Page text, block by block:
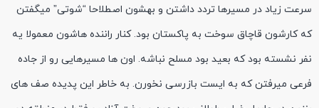
سرعت زیاد در مسیرها تردد داشتن و بهشون اصطلاحا “شوتی” میگفتن
که کارشون قاچاق سوخت به پاکستان بود. کنار راننده هاشون معمولا یه
نفر نشسته بود که بعید بود مسلح نباشه. اون ها مسیرهایی رو از جاده
فرعی میرفتن که به ایست بازرسی نخورن. به خاطر این پدیده صف های